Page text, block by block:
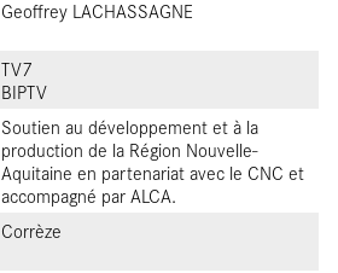
Geoffrey LACHASSAGNE
TV7
BIPTV
Soutien au développement et à la
production de la Région Nouvelle-
Aquitaine en partenariat avec le CNC et
accompagné par ALCA.
Corrèze